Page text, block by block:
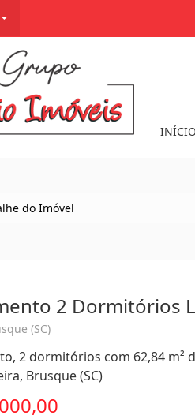
INÍCIO
do Imóvel
2 Dormitórios
(SC)
2 dormitórios com 62,84 m²
Brusque (SC)